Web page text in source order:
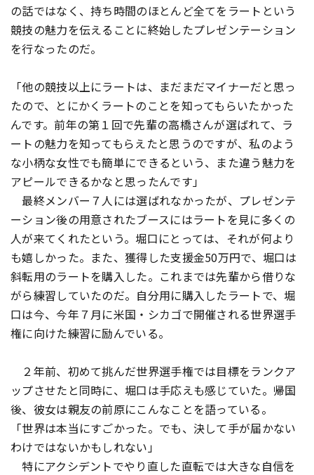
の話ではなく、持ち時間のほとんど全てをラートという
競技の魅力を伝えることに終始したプレゼンテーション
を行なったのだ。
「他の競技以上にラートは、まだまだマイナーだと思っ
たので、とにかくラートのことを知ってもらいたかった
んです。前年の第１回で先輩の高橋さんが選ばれて、ラ
ートの魅力を知ってもらえたと思うのですが、私のよう
な小柄な女性でも簡単にできるという、また違う魅力を
アピールできるかなと思ったんです」
最終メンバー７人には選ばれなかったが、プレゼンテ
ーション後の用意されたブースにはラートを見に多くの
人が来てくれたという。堀口にとっては、それが何より
も嬉しかった。また、獲得した支援金50万円で、堀口は
斜転用のラートを購入した。これまでは先輩から借りな
がら練習していたのだ。自分用に購入したラートで、堀
口は今、今年７月に米国・シカゴで開催される世界選手
権に向けた練習に励んでいる。
２年前、初めて挑んだ世界選手権では目標をランクア
ップさせたと同時に、堀口は手応えも感じていた。帰国
後、彼女は親友の前原にこんなことを語っている。
「世界は本当にすごかった。でも、決して手が届かない
わけではないかもしれない」
特にアクシデントでやり直した直転では大きな自信を